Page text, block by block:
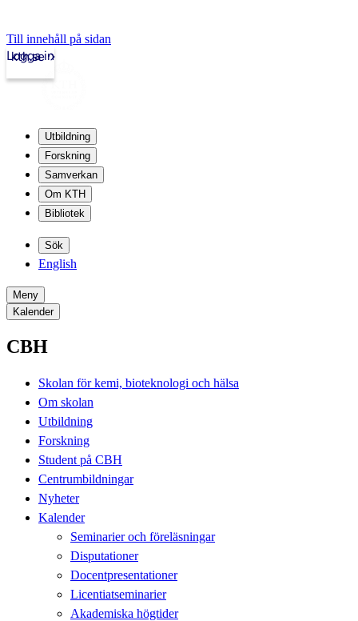
Till innehåll på sidan
kth.se
Logga in
Utbildning
Forskning
Samverkan
Om KTH
Bibliotek
Sök
English
Meny
Kalender
CBH
Skolan för kemi, bioteknologi och hälsa
Om skolan
Utbildning
Forskning
Student på CBH
Centrumbildningar
Nyheter
Kalender
Seminarier och föreläsningar
Disputationer
Docentpresentationer
Licentiatseminarier
Akademiska högtider